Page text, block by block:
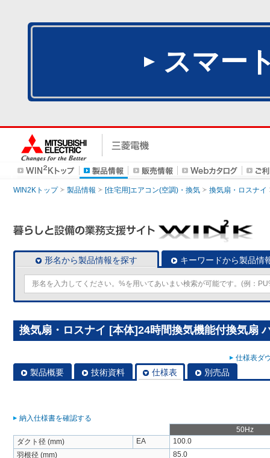
スマー
WIN2Kトップ 製品情報 [住宅用]エアコン(空調)・換気 換気扇・ロスナイ
形名から製品情報を探す キーワードから製品情
換気扇・ロスナイ [本体]24時間換気機能付換気扇
仕様表ダ
製品概要 技術資料 仕様表 別売品
納入仕様書を確認する
50Hz
ダクト径 (mm)
EA
100.0
羽根径 (mm)
85.0